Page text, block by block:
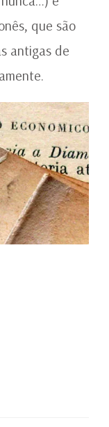
que são
antigas de